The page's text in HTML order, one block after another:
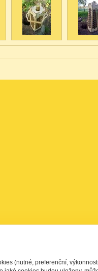
(nutné, preferenční,